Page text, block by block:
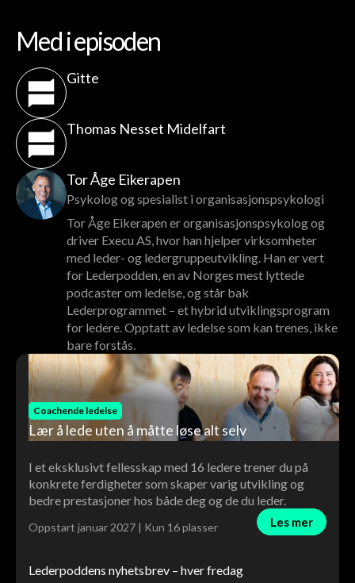
Med i episoden
Gitte
Thomas Nesset Midelfart
Tor Åge Eikerapen
Psykolog og spesialist i organisasjonspsykologi
Tor Åge Eikerapen er organisasjonspsykolog og
driver Execu AS, hvor han hjelper virksomheter
med leder- og ledergruppeutvikling. Han er vert
for Lederpodden, en av Norges mest lyttede
podcaster om ledelse, og står bak
Lederprogrammet – et hybrid utviklingsprogram
for ledere. Opptatt av ledelse som kan trenes, ikke
bare forstås.
Lederpoddens nyhetsbrev – hver fredag
Coachende ledelse
Lær å lede uten å måtte løse alt selv
I et eksklusivt fellesskap med 16 ledere trener du på
konkrete ferdigheter som skaper varig utvikling og
bedre prestasjoner hos både deg og de du leder.
Oppstart januar 2027 | Kun 16 plasser Les mer